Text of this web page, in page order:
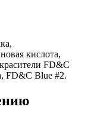
кислота,
FD&C
FD&C Blue #2.